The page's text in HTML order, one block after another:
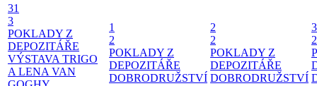
31
3
POKLADY Z
DEPOZITÁŘE
VÝSTAVA TRIGO
A LENA VAN
1
2
POKLADY Z
DEPOZITÁŘE
DOBRODRUŽSTVÍ
2
2
POKLADY Z
DEPOZITÁŘE
DOBRODRUŽSTVÍ
3
2